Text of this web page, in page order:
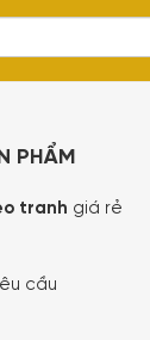
PHẨM
tranh giá rẻ
cầu